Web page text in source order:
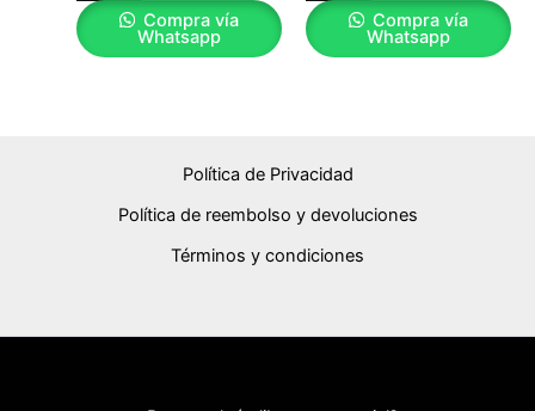
Compra vía
Whatsapp
Compra vía
Whatsapp
Política de Privacidad
Política de reembolso y devoluciones
Términos y condiciones